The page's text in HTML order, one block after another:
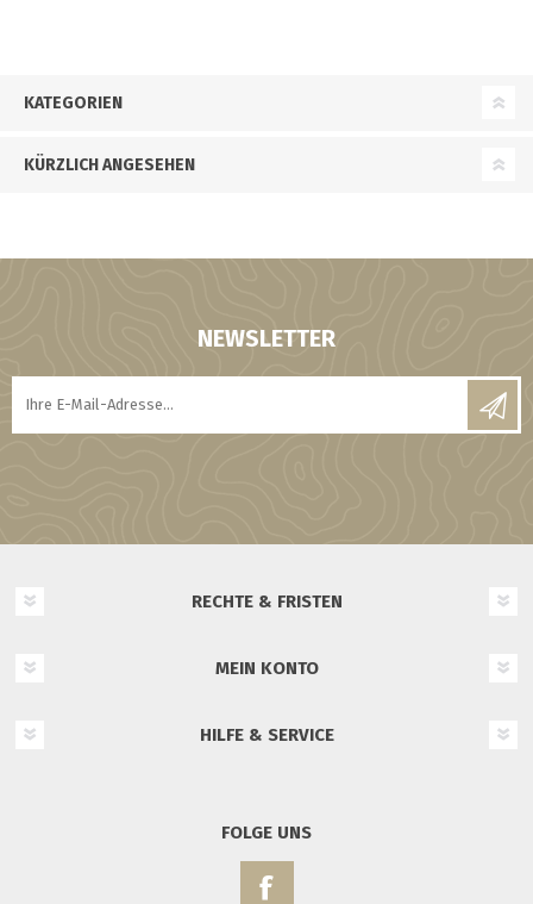
KATEGORIEN
KÜRZLICH ANGESEHEN
NEWSLETTER
RECHTE & FRISTEN
MEIN KONTO
HILFE & SERVICE
FOLGE UNS